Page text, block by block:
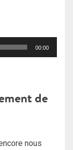
00:00
de
nous